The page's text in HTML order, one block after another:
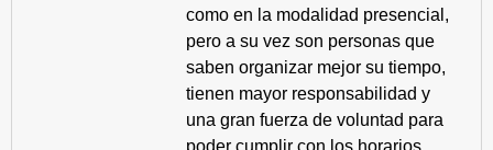
como en la modalidad presencial,
pero a su vez son personas que
saben organizar mejor su tiempo,
tienen mayor responsabilidad y
una gran fuerza de voluntad para